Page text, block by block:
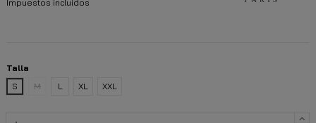
Impuestos incluidos
Talla
S
M L XL XXL